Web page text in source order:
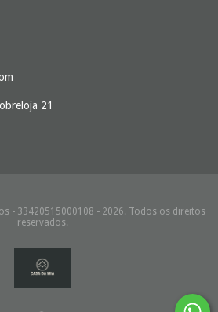
21
- 33420515000108 - 2026. Todos os direitos
reservados.